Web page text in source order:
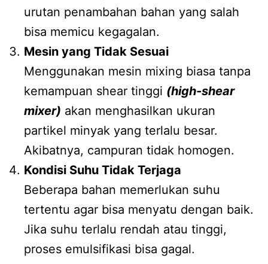
urutan penambahan bahan yang salah
bisa memicu kegagalan.
Mesin yang Tidak Sesuai
Menggunakan mesin mixing biasa tanpa
kemampuan shear tinggi (high-shear
mixer) akan menghasilkan ukuran
partikel minyak yang terlalu besar.
Akibatnya, campuran tidak homogen.
Kondisi Suhu Tidak Terjaga
Beberapa bahan memerlukan suhu
tertentu agar bisa menyatu dengan baik.
Jika suhu terlalu rendah atau tinggi,
proses emulsifikasi bisa gagal.